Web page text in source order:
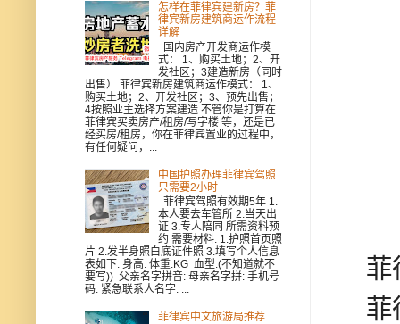
菲
菲
怎样在菲律宾建新房？菲
律宾新房建筑商运作流程
详解
国内房产开发商运作模
式： 1、购买土地；2、开
发社区；3建造新房（同时
出售） 菲律宾新房建筑商运作模式： 1、
购买土地；2、开发社区；3、预先出售；
4按照业主选择方案建造 不管你是打算在
菲律宾买卖房产/租房/写字楼 等，还是已
经买房/租房，你在菲律宾置业的过程中，
有任何疑问，...
中国护照办理菲律宾驾照
只需要2小时
菲律宾驾照有效期5年 1.
本人要去车管所 2.当天出
证 3.专人陪同 所需资料预
约 需要材料: 1.护照首页照
片 2.发半身照白底证件照 3.填写个人信息
表如下: 身高: 体重:KG 血型:(不知道就不
要写)) 父亲名字拼音: 母亲名字拼: 手机号
码: 紧急联系人名字: ...
菲律宾中文旅游局推荐